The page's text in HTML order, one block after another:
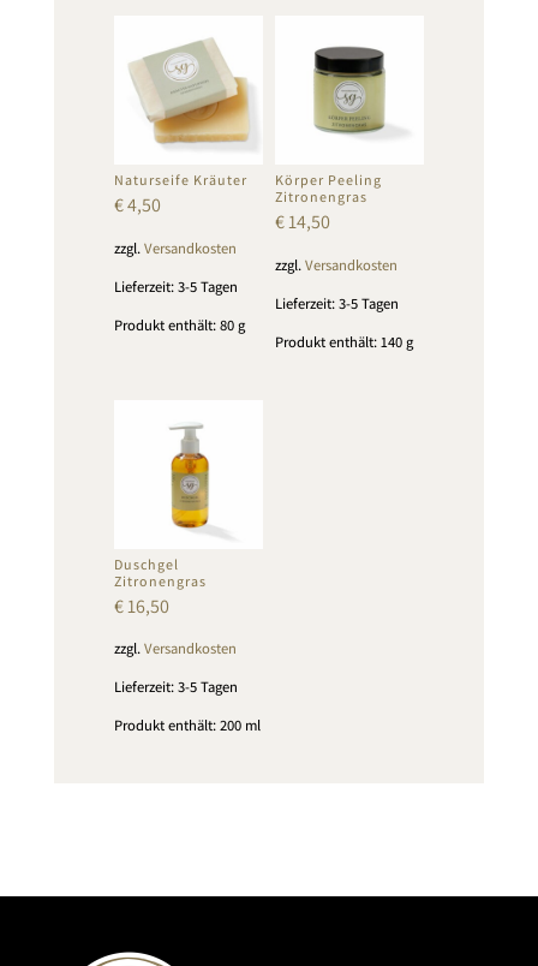
Naturseife Kräuter
€4,50
zzgl.Versandkosten
Lieferzeit:3-5 Tagen
Produkt enthält: 80g
Körper Peeling
Zitronengras
€14,50
zzgl.Versandkosten
Lieferzeit:3-5 Tagen
Produkt enthält: 140g
Duschgel
Zitronengras
€16,50
zzgl.Versandkosten
Lieferzeit:3-5 Tagen
Produkt enthält: 200 ml